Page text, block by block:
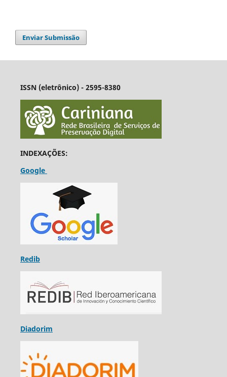
Enviar Submissão
ISSN (eletrônico) - 2595-8380
INDEXAÇÕES:
Google
Redib
Diadorim